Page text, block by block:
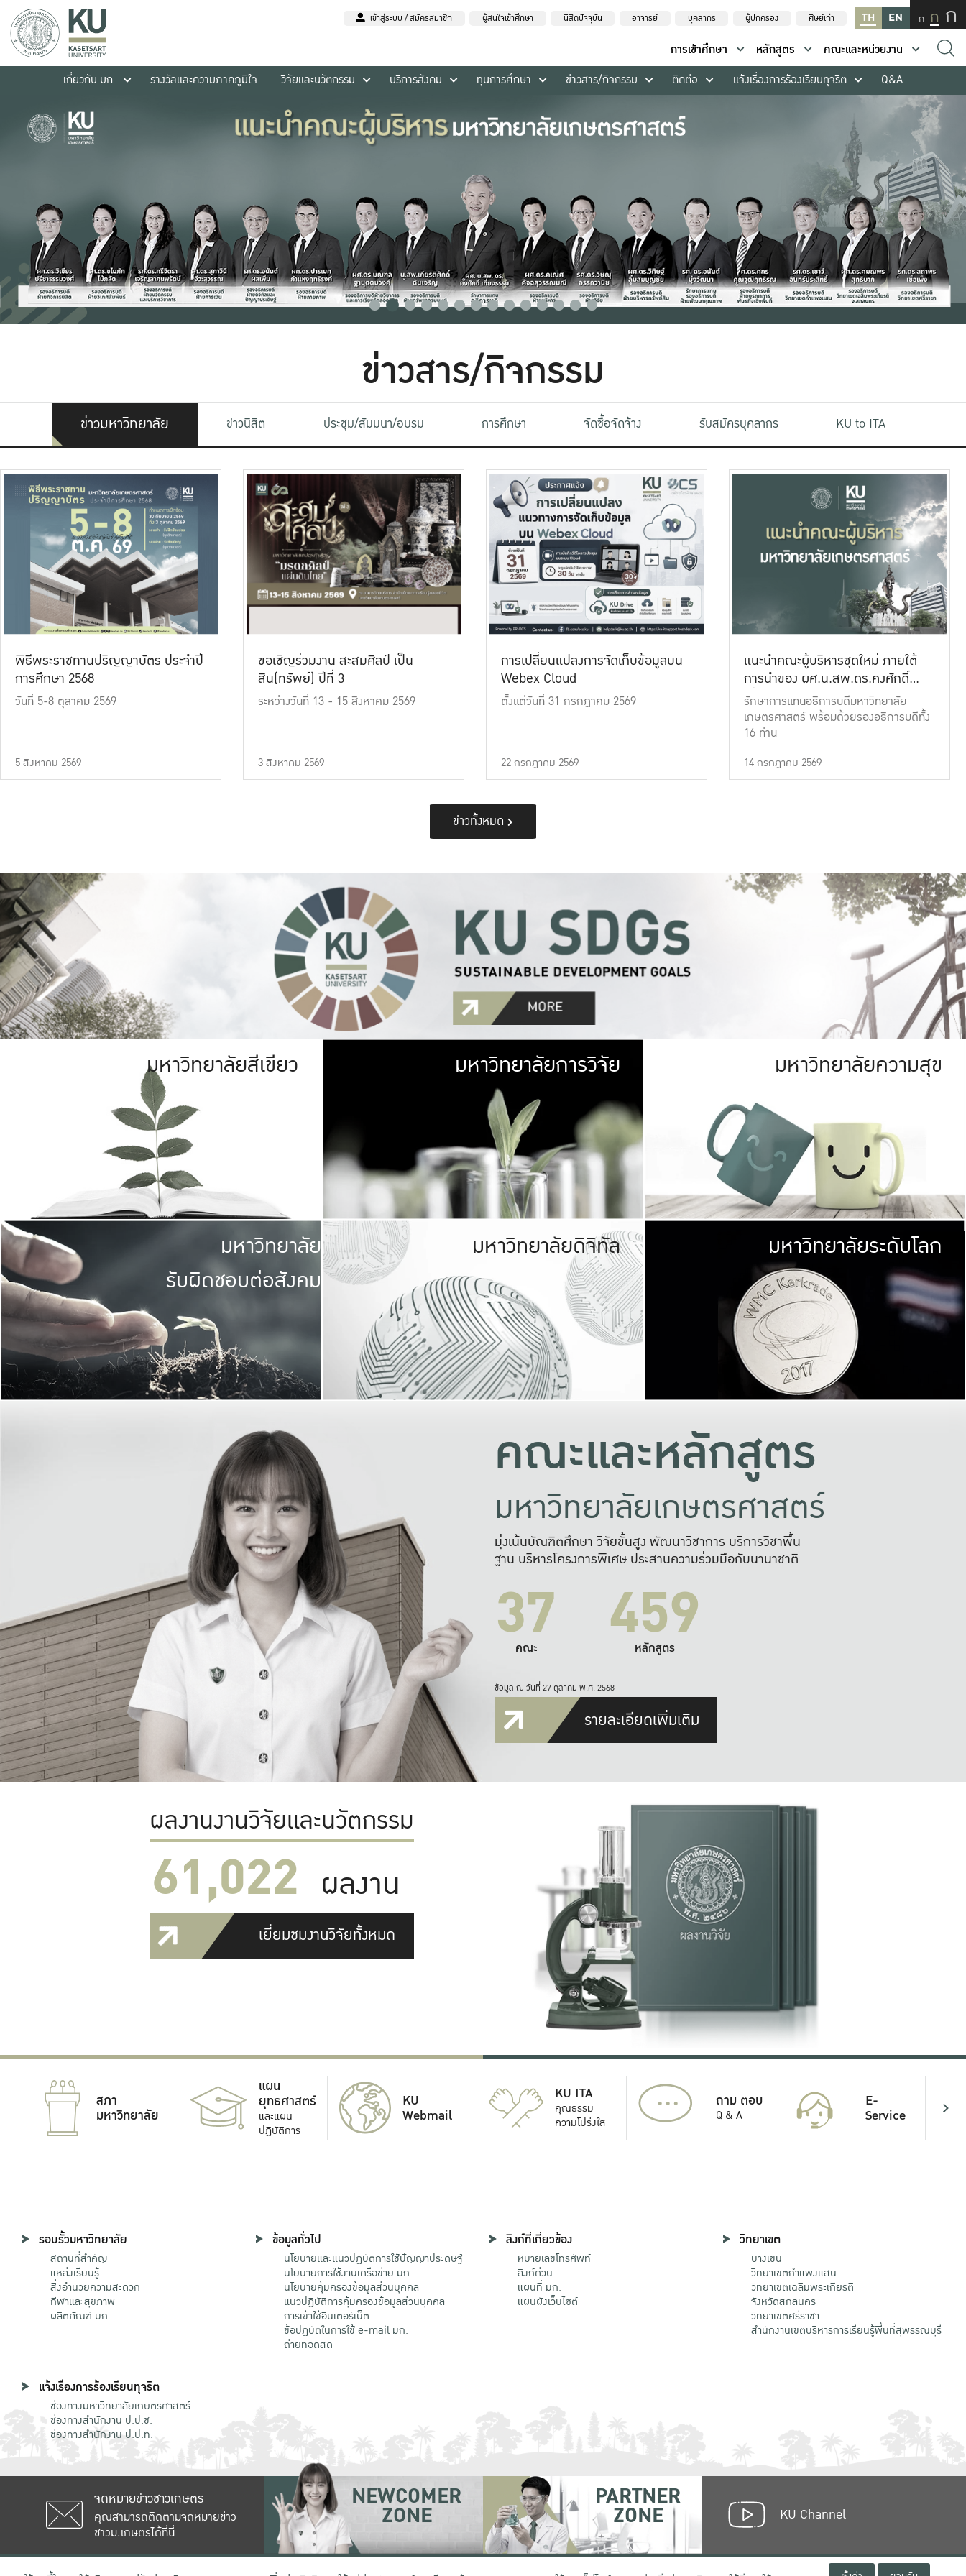
เข้าสู่ระบบ / สมัครสมาชิก ผู้สนใจเข้าศึกษา นิสิตปัจจุบัน อาจารย์ บุคลากร ผู้ปกครอง ศิษย์เก่า TH EN ก ก ก
การเข้าศึกษา หลักสูตร
คณะและหน่วยงาน
เกี่ยวกับ มก.
รางวัลและความภาคภูมิใจ วิจัยและนวัตกรรม บริการสังคม ทุนการศึกษา ข่าวสาร/กิจกรรม ติดต่อ แจ้งเรื่องการร้องเรียนทุจริต Q&A
ข่าวสาร/กิจกรรม
ข่าวมหาวิทยาลัย ข่าวนิสิต ประชุม/สัมมนา/อบรม การศึกษา จัดซื้อจัดจ้าง รับสมัครบุคลากร KU to ITA
พิธีพระราชทานปริญญาบัตร ประจำปี
การศึกษา 2568
วันที่ 5-8 ตุลาคม 2569
5 สิงหาคม 2569
ขอเชิญร่วมงาน สะสมศิลป์ เป็น
สิน(ทรัพย์) ปีที่ 3
ระหว่างวันที่ 13 - 15 สิงหาคม 2569
3 สิงหาคม 2569
การเปลี่ยนแปลงการจัดเก็บข้อมูลบน
Webex Cloud
ตั้งแต่วันที่ 31 กรกฎาคม 2569
22 กรกฎาคม 2569
แนะนำคณะผู้บริหารชุดใหม่ ภายใต้
การนำของ ผศ.น.สพ.ดร.คงศักดิ์
เที่ยงธรรม
รักษาการแทนอธิการบดีมหาวิทยาลัย
เกษตรศาสตร์ พร้อมด้วยรองอธิการบดีทั้ง
16 ท่าน
14 กรกฎาคม 2569
ข่าวทั้งหมด
มหาวิทยาลัยสีเขียว มหาวิทยาลัย
เกษตรศาสตร์ มีพื้นที่เขียวสดใส หนาแน่น
เป็นป่าในเมือง (URBAN FOREST)
เกษตรในเมือง (URBAN AGRICULTURE)
ที่นับรวมกันได้ประมาณ 1,400 ไร่
มหาวิทยาลัยการวิจัย มหาวิทยาลัย
ให้กับประชาชน
มหาวิทยาลัยความสุข
มหาวิทยาลัย
รับผิดชอบต่อสังคม
มหาวิทยาลัยรับผิดชอบต่อสังคม
ร่วมมือกับชุมชน เพื่อความกินดีอยู่ดี
และความสุขอย่างยั่งยืน
มองปัญหาในภาพกว้าง
แก้ไขจากปัญหาจุดเล็กๆ
มหาวิทยาลัยดิจิทัล มหาวิทยา
พร้อมที่จ
และผลักดันในการใช้ระบบส
เพื่อการทำงานแ
มหาวิทยาลัยระดับโลก
คณะและหลักสูตร
มหาวิทยาลัยเกษตรศาสตร์
มุ่งเน้นบัณฑิตศึกษา วิจัยขั้นสูง พัฒนาวิชาการ บริการวิชาพื้น
ฐาน บริหารโครงการพิเศษ ประสานความร่วมมือกับนานาชาติ
37
คณะ 459
หลักสูตร
ข้อมูล ณ วันที่ 27 ตุลาคม พ.ศ. 2568
รายละเอียดเพิ่มเติม
ผลงานงานวิจัยและนวัตกรรม
61,022 ผลงาน
เยี่ยมชมงานวิจัยทั้งหมด
สภา
มหาวิทยาลัย
แผน
ยุทธศาสตร์
และแผน
ปฏิบัติการ
KU
Webmail
KU ITA
คุณธรรม
ความโปร่งใส
... ถาม ตอบ
Q & A
E-
Service
รอบรั้วมหาวิทยาลัย
สถานที่สำคัญ
แหล่งเรียนรู้
สิ่งอำนวยความสะดวก
กีฬาและสุขภาพ
ผลิตภัณฑ์ มก.
ข้อมูลทั่วไป
นโยบายและแนวปฏิบัติการใช้ปัญญาประดิษฐ์
นโยบายการใช้งานเครือข่าย มก.
นโยบายคุ้มครองข้อมูลส่วนบุคคล
แนวปฏิบัติการคุ้มครองข้อมูลส่วนบุคคล
การเข้าใช้อินเตอร์เน็ต
ข้อปฏิบัติในการใช้ e-mail มก.
ถ่ายทอดสด
ลิงก์ที่เกี่ยวข้อง
หมายเลขโทรศัพท์
ลิงก์ด่วน
แผนที่ มก.
แผนผังเว็บไซต์
วิทยาเขต
บางเขน
วิทยาเขตกําแพงแสน
วิทยาเขตเฉลิมพระเกียรติ
จังหวัดสกลนคร
วิทยาเขตศรีราชา
สำนักงานเขตบริหารการเรียนรู้พื้นที่สุพรรณบุรี
แจ้งเรื่องการร้องเรียนทุจริต
ช่องทางมหาวิทยาลัยเกษตรศาสตร์
ช่องทางสำนักงาน ป.ป.ช.
ช่องทางสำนักงาน ป.ป.ท.
จดหมายข่าวชาวเกษตร
คุณสามารถติดตามจดหมายข่าว
ชาวม.เกษตรได้ที่นี่
NEWCOMER
ZONE
PARTNER
ZONE KU Channel